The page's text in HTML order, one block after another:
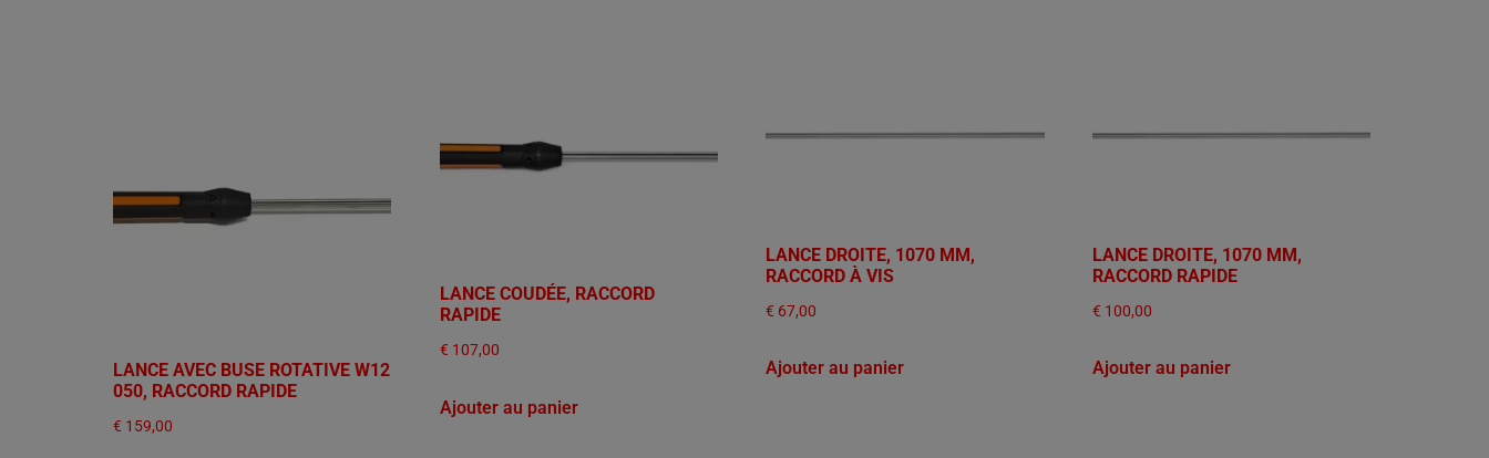
LANCE AVEC BUSE ROTATIVE W12
050, RACCORD RAPIDE
€ 159,00
LANCE COUDÉE, RACCORD
RAPIDE
€ 107,00
Ajouter au panier
LANCE DROITE, 1070 MM,
RACCORD À VIS
€ 67,00
Ajouter au panier
LANCE DROITE, 1070 MM,
RACCORD RAPIDE
€ 100,00
Ajouter au panier